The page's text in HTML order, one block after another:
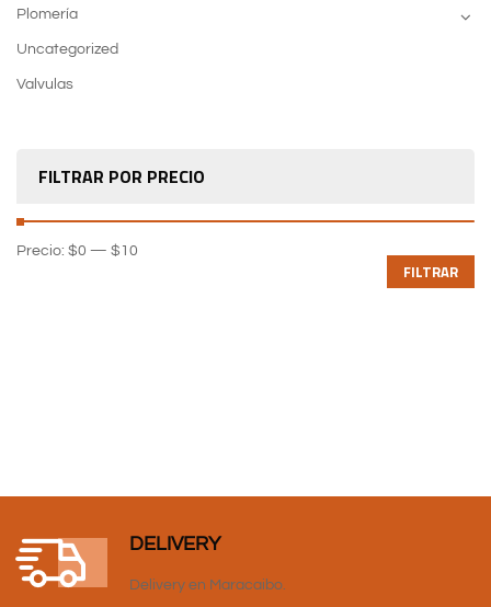
Plomería
Uncategorized
Valvulas
FILTRAR POR PRECIO
FILTRAR
Precio: $0 — $10
DELIVERY
Delivery en Maracaibo.